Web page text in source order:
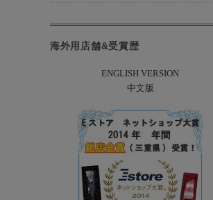
海外用店舗&受賞歴
ENGLISH VERSION
中文版